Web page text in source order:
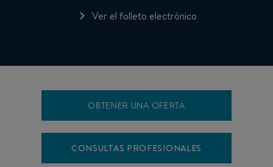
Ver el folleto electrónico
OBTENER UNA OFERTA
CONSULTAS PROFESIONALES